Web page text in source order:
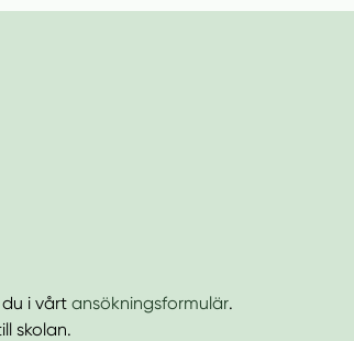
i vårt ansökningsformulär.
skolan.